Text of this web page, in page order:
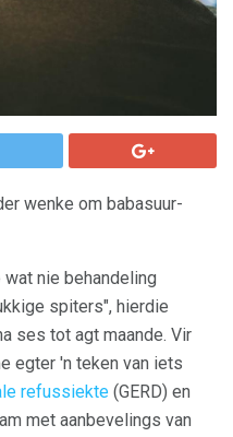
wenke om babasuur-
nie behandeling
spiters", hierdie
ses tot agt maande. Vir
egter 'n teken van iets
refussiekte (GERD) en
met aanbevelings van